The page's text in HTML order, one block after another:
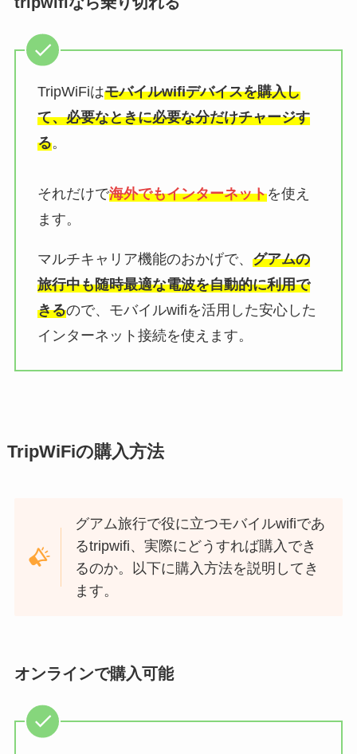
TripWiFiはモバイルwifiデバイスを購入し
て、必要なときに必要な分だけチャージす
る。
それだけで海外でもインターネットを使え
ます。
マルチキャリア機能のおかげで、 グアムの
旅行中も随時最適な電波を自動的に利用で
きるので、モバイルwifiを活用した安心した
インターネット接続を使えます。
TripWiFiの購入方法
グアム旅行で役に立つモバイルwifiであ
るtripwifi、実際にどうすれば購入でき
るのか。以下に購入方法を説明してき
ます。
オンラインで購入可能